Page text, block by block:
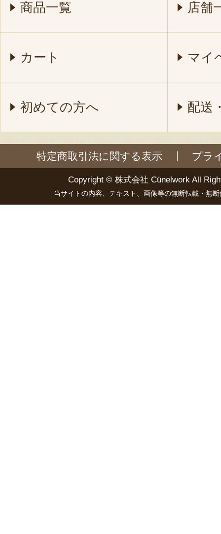
商品一覧 店舗
カート マイ
初めての方へ 配送
特定商取引法に関する表示 プラ
Copyright © 株式会社 Cünelwork All
当サイトの内容、テキスト、画像等の無断転載・無